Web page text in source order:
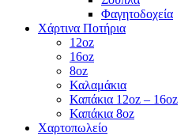
Φαγητοδοχεία
Χάρτινα Ποτήρια
12oz
16oz
8oz
Καλαμάκια
Καπάκια 12oz – 16oz
Καπάκια 8oz
Χαρτοπωλείο